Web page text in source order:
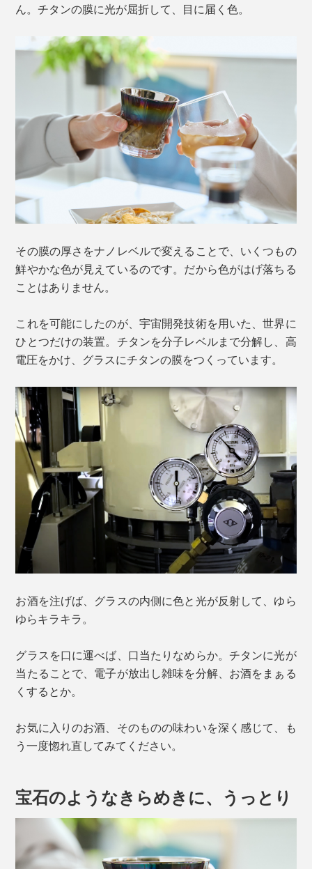
ん。チタンの膜に光が屈折して、目に届く色。
その膜の厚さをナノレベルで変えることで、いくつもの
鮮やかな色が見えているのです。だから色がはげ落ちる
ことはありません。
これを可能にしたのが、宇宙開発技術を用いた、世界に
ひとつだけの装置。チタンを分子レベルまで分解し、高
電圧をかけ、グラスにチタンの膜をつくっています。
お酒を注げば、グラスの内側に色と光が反射して、ゆら
ゆらキラキラ。
グラスを口に運べば、口当たりなめらか。チタンに光が
当たることで、電子が放出し雑味を分解、お酒をまぁる
くするとか。
お気に入りのお酒、そのものの味わいを深く感じて、も
う一度惚れ直してみてください。
宝石のようなきらめきに、うっとり